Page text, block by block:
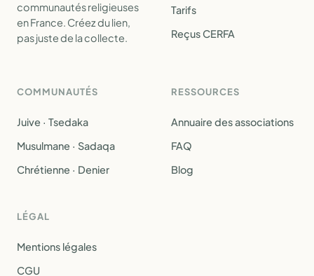
communautés religieuses
en France. Créez du lien,
pas juste de la collecte.
Tarifs
Reçus CERFA
COMMUNAUTÉS
Juive · Tsedaka
Musulmane · Sadaqa
Chrétienne · Denier
RESSOURCES
Annuaire des associations
FAQ
Blog
LÉGAL
Mentions légales
CGU